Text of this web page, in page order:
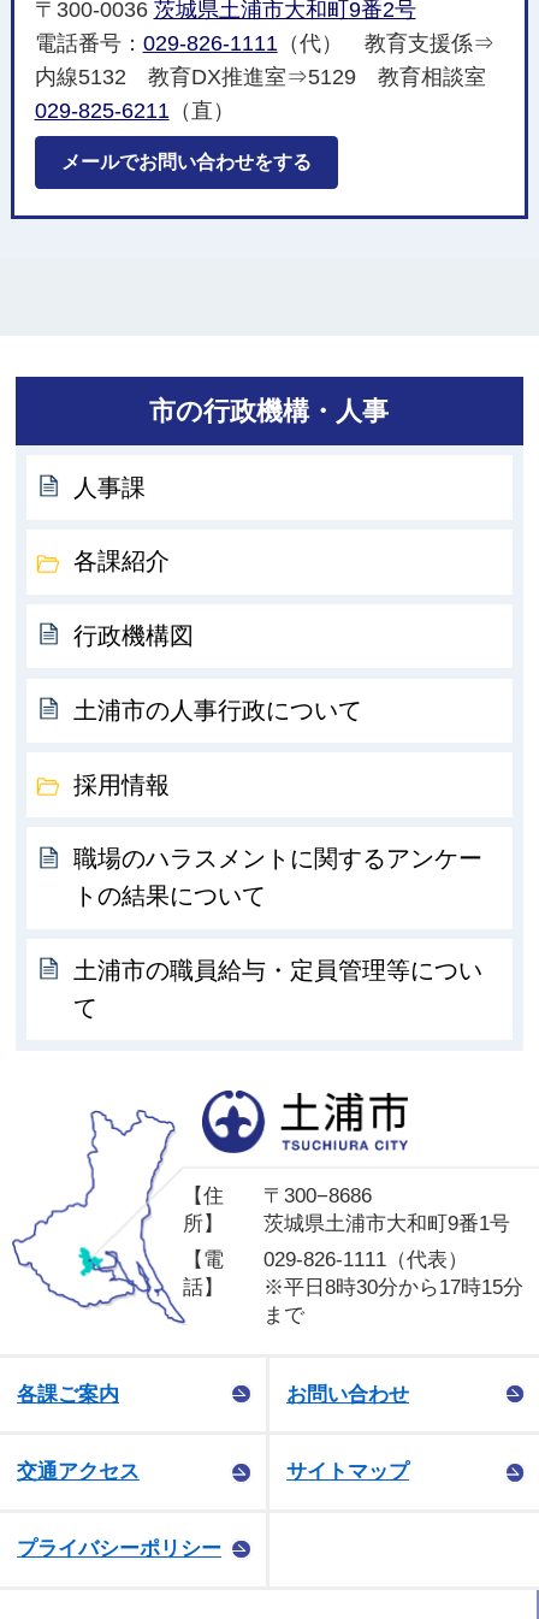
〒300-0036 茨城県土浦市大和町9番2号
電話番号： 029-826-1111（代） 教育支援係⇒
内線5132 教育DX推進室⇒5129 教育相談室
029-825-6211（直）
メールでお問い合わせをする
市の行政機構・人事
人事課
各課紹介
行政機構図
土浦市の人事行政について
採用情報
職場のハラスメントに関するアンケー
トの結果について
土浦市の職員給与・定員管理等につい
て
【住
所】
〒300−8686
茨城県土浦市大和町9番1号
【電
話】
029-826-1111（代表）
※平日8時30分から17時15分
まで
各課ご案内 お問い合わせ
交通アクセス サイトマップ
プライバシーポリシー